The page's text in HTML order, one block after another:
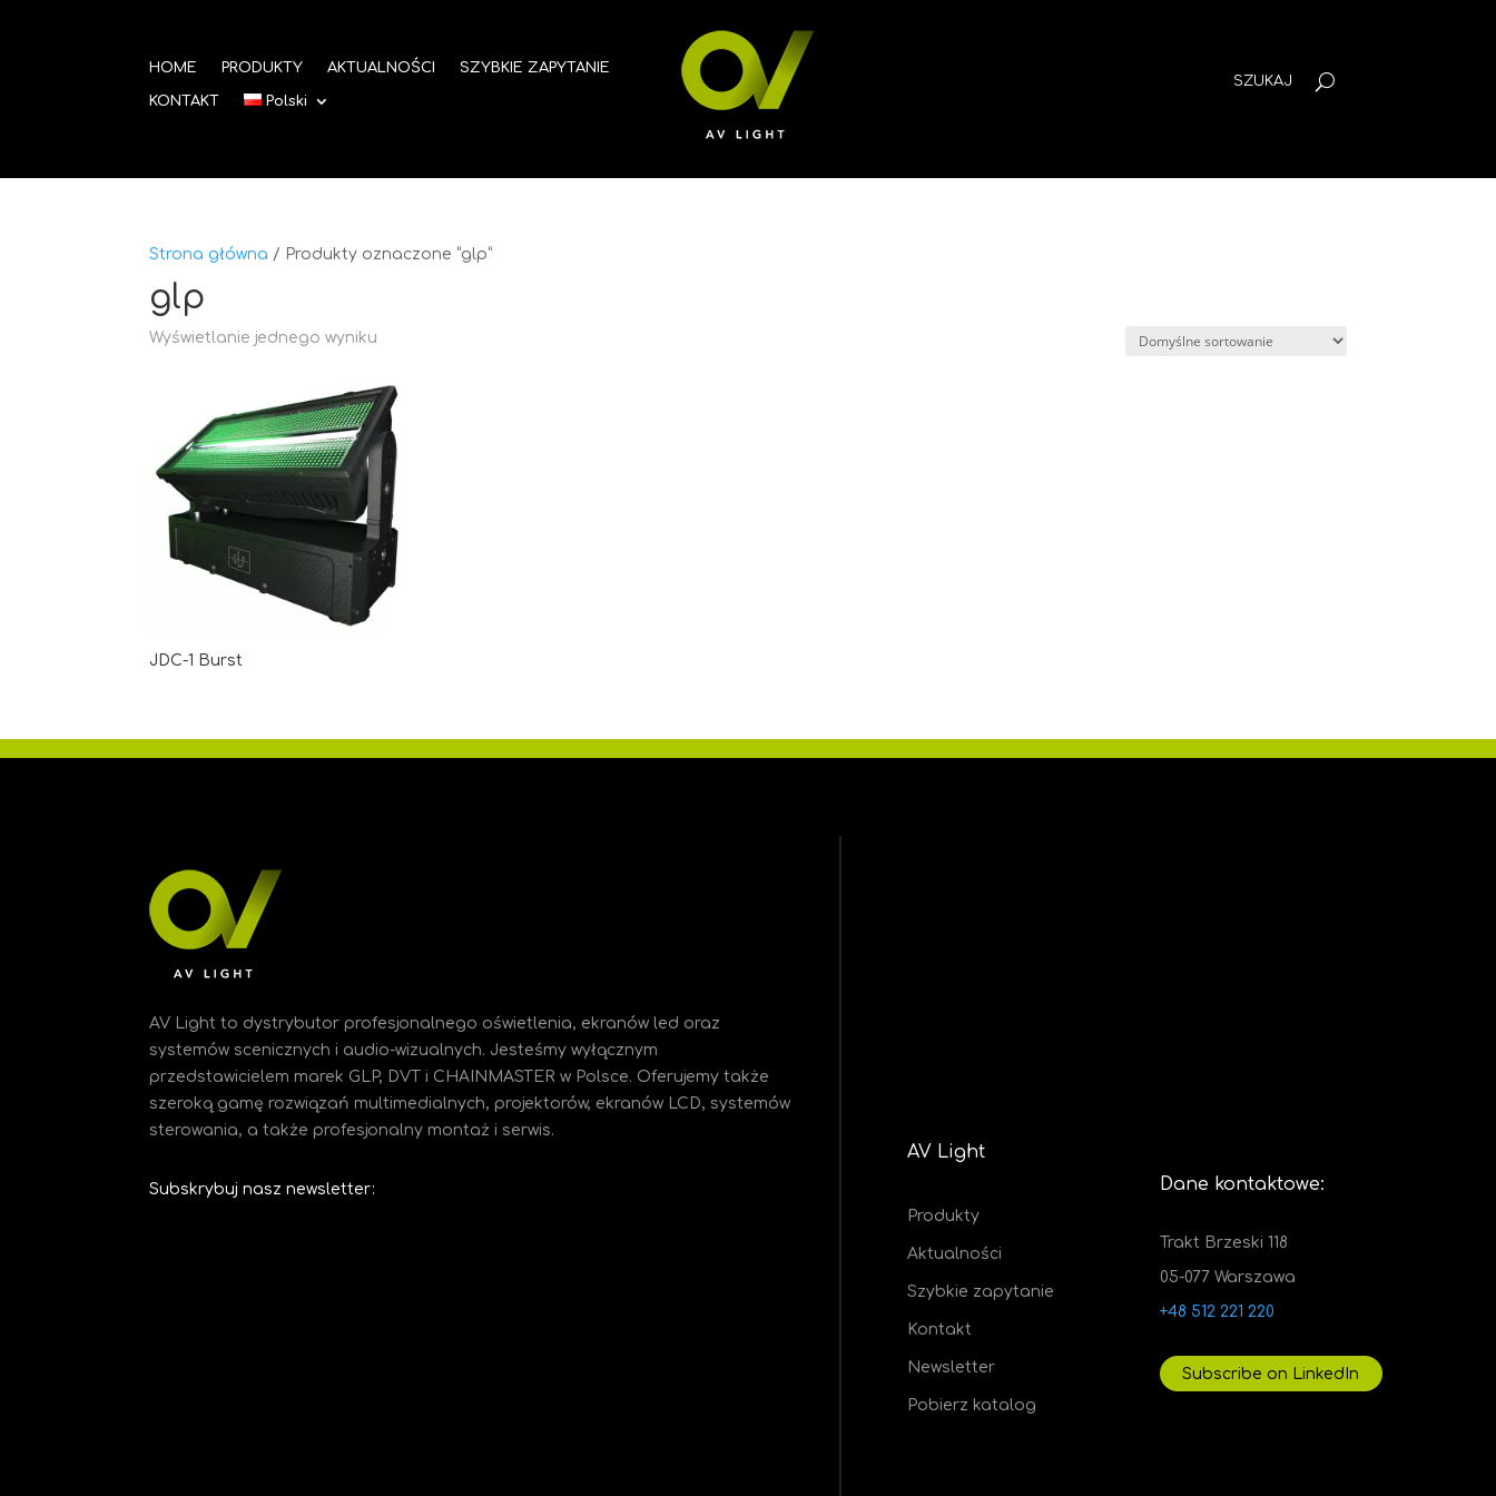
HOME PRODUKTY AKTUALNOŚCI SZYBKIE ZAPYTANIE
KONTAKT Polski
Strona główna / Produkty oznaczone “glp”
glp
Wyświetlanie jednego wyniku
JDC-1 Burst
AV Light to dystrybutor profesjonalnego oświetlenia, ekranów led oraz
systemów scenicznych i audio-wizualnych. Jesteśmy wyłącznym
przedstawicielem marek GLP, DVT i CHAINMASTER w Polsce. Oferujemy także
szeroką gamę rozwiązań multimedialnych, projektorów, ekranów LCD, systemów
sterowania, a także profesjonalny montaż i serwis.
Subskrybuj nasz newsletter:
AV Light
Produkty
Aktualności
Szybkie zapytanie
Kontakt
Newsletter
Pobierz katalog
Dane kontaktowe:
Trakt Brzeski 118
05-077 Warszawa
+48 512 221 220
Subscribe on LinkedIn